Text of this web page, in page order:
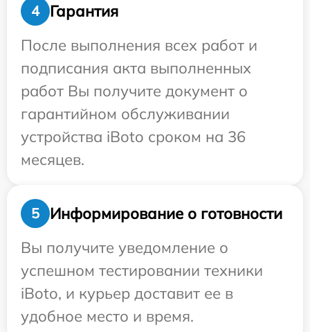
4
Гарантия
После выполнения всех работ и
подписания акта выполненных
работ Вы получите документ о
гарантийном обслуживании
устройства iBoto сроком на 36
месяцев.
5
Информирование о готовности
Вы получите уведомление о
успешном тестировании техники
iBoto, и курьер доставит ее в
удобное место и время.